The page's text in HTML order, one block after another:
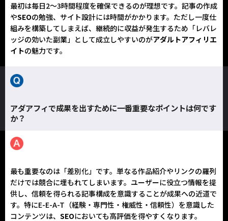
最初は毎日2〜3時間程度を確保できるのが理想です。記事の作成
やSEOの勉強、サイト設計には時間がかかります。ただし一度仕
組みを構築してしまえば、継続的に収益が発生するため「レバレ
ッジの効いた副業」として成立しやすいのがアダルトアフィリエ
イトの魅力です。
アダアフィで成果を出すために一番重要なポイントは何です
か？
最も重要なのは「差別化」です。単なる作品紹介やリンクの羅列
だけでは競合に埋もれてしまいます。ユーザーに役立つ情報を提
供し、信頼を得られる記事構成を意識することが成果への近道で
す。特にE-E-A-T（経験・専門性・権威性・信頼性）を意識した
コンテンツは、 SEOにおいても高評価を得やすくなります。